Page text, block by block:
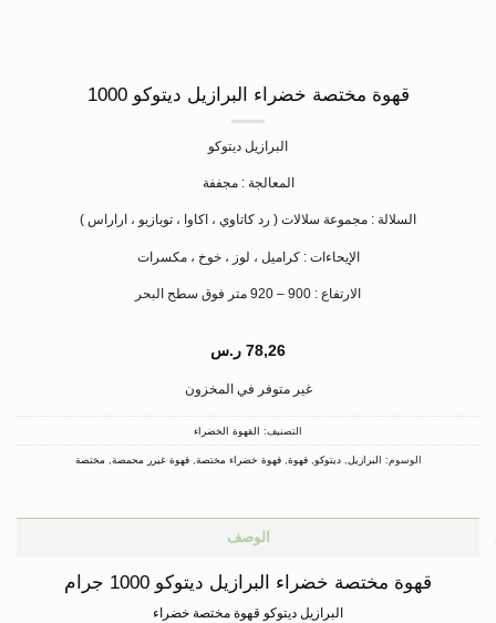
قهوة مختصة خضراء البرازيل ديتوكو 1000
البرازيل ديتوكو
المعالجة : مجففة
السلالة : مجموعة سلالات ( رد كاتاوي ، اكاوا ، توبازيو ، اراراس )
الإيحاءات : كراميل ، لوز ، خوخ ، مكسرات
الارتفاع : 900 – 920 متر فوق سطح البحر
78,26 ر.س
غير متوفر في المخزون
التصنيف: القهوة الخضراء
الوسوم: البرازيل ,ديتوكو ,قهوة ,قهوة خضراء مختصة ,قهوة غيرر محمصة مختصة
الوصف
قهوة مختصة خضراء البرازيل ديتوكو 1000 جرام
البرازيل ديتوكو قهوة مختصة خضراء